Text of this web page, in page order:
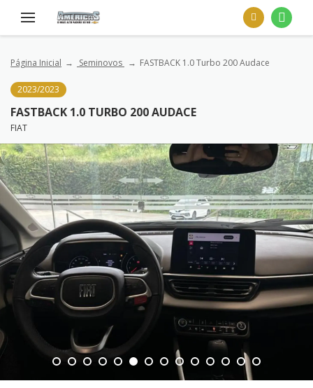
Página Inicial Seminovos FASTBACK 1.0 Turbo 200 Audace
2023/2023
FASTBACK 1.0 TURBO 200 AUDACE
FIAT